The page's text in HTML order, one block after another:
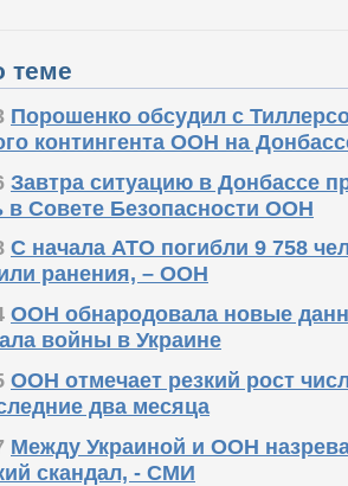
теме
Порошенко обсудил с
контингента ООН на
Завтра ситуацию в Донбассе
в Совете Безопасности ООН
С начала АТО погибли 9 758
ранения, – ООН
ООН обнародовала новые
войны в Украине
ООН отмечает резкий рост
два месяца
Между Украиной и ООН
скандал, - СМИ